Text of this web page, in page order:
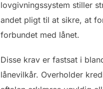
lovgivningssystem stiller
andet pligt til at sikre, at
forbundet med lånet.
Disse krav er fastsat i
lånevilkår. Overholder